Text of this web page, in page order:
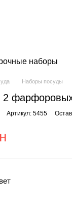
наборы
Наборы посуды
2
Артикул: 5455